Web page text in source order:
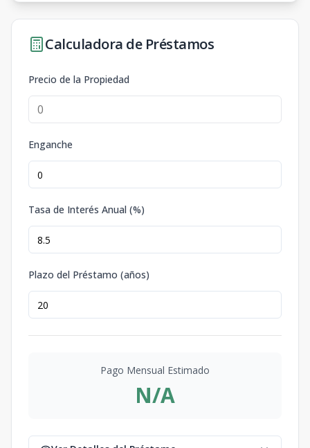
Calculadora de Préstamos
Precio de la Propiedad
Enganche
Tasa de Interés Anual (%)
Plazo del Préstamo (años)
Pago Mensual Estimado
N/A